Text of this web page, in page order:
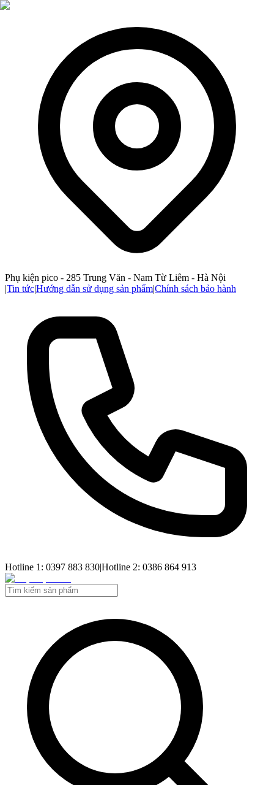
Phụ kiện pico - 285 Trung Văn - Nam Từ Liêm - Hà Nội
|Tin tức|Hướng dẫn sử dụng sản phẩm|Chính sách bảo hành
Hotline 1: 0397 883 830|Hotline 2: 0386 864 913